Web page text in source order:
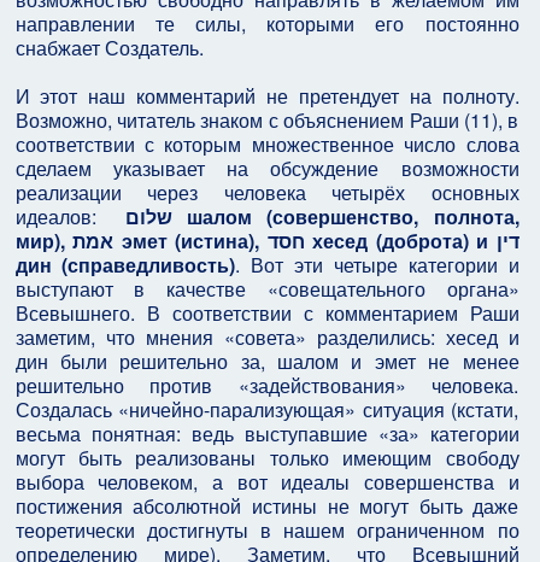
направлении те силы, которыми его постоянно
снабжает Создатель.
И этот наш комментарий не претендует на полноту.
Возможно, читатель знаком с объяснением Раши (11), в
соответствии с которым множественное число слова
сделаем указывает на обсуждение возможности
реализации через человека четырёх основных
идеалов: שלום шалом (совершенство, полнота,
мир), אמת эмет (истина), חסד хесед (доброта) и דין
дин (справедливость). Вот эти четыре категории и
выступают в качестве «совещательного органа»
Всевышнего. В соответствии с комментарием Раши
заметим, что мнения «совета» разделились: хесед и
дин были решительно за, шалом и эмет не менее
решительно против «задействования» человека.
Создалась «ничейно-парализующая» ситуация (кстати,
весьма понятная: ведь выступавшие «за» категории
могут быть реализованы только имеющим свободу
выбора человеком, а вот идеалы совершенства и
постижения абсолютной истины не могут быть даже
теоретически достигнуты в нашем ограниченном по
определению мире). Заметим, что Всевышний